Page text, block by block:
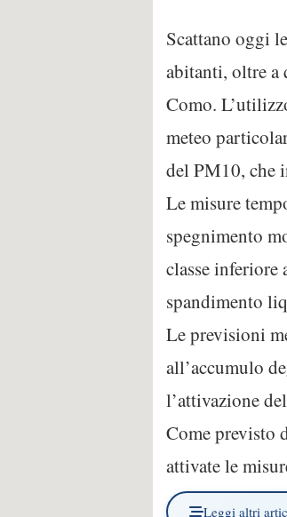
Scattano oggi
abitanti, oltre a
Como.
meteo
del PM10, che
Le misure
spegnimento
classe
spandimento
Le previsioni
all’accumulo
l’attivazione
Come previsto
attivate le
Leggi altri